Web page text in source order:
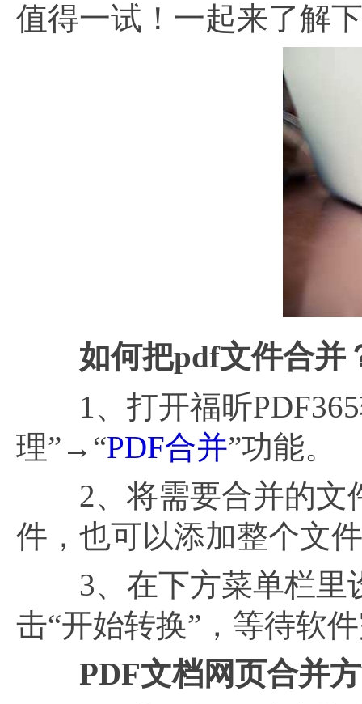
值得一试！一起来了解
如何把pdf文件合并
1、打开福昕PDF365
理”→“PDF合并”功能。
2、将需要合并的文
件，也可以添加整个文
3、在下方菜单栏里
击“开始转换”，等待软
PDF文档网页合并